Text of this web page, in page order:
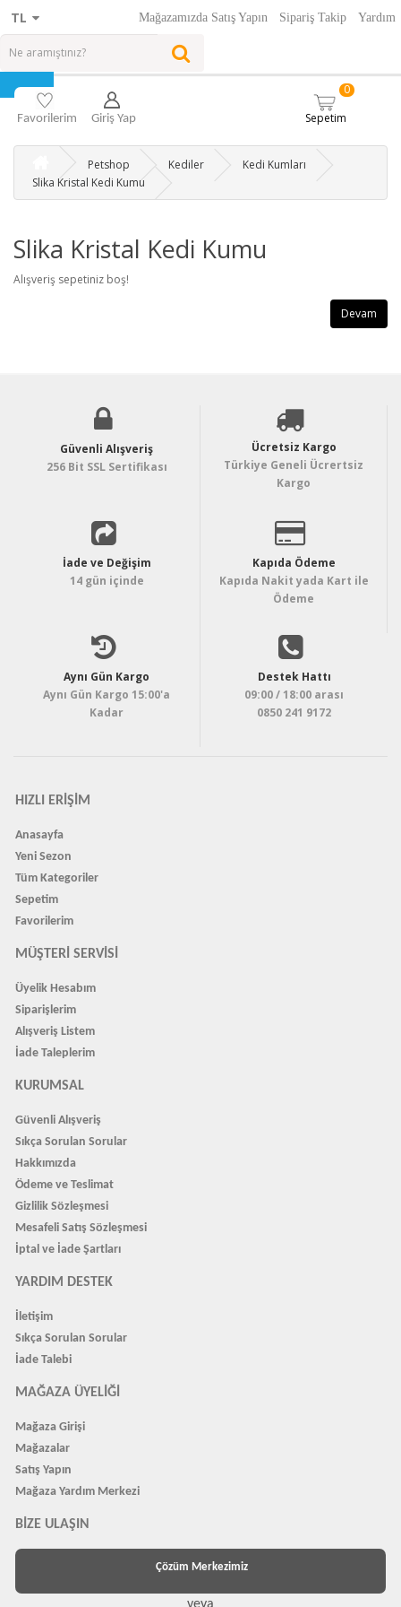
TL Mağazamızda Satış Yapın Sipariş Takip Yardım
0
Sepetim
Favorilerim Giriş Yap
Petshop Kediler
Kedi Kumları
Slika Kristal Kedi Kumu
Slika Kristal Kedi Kumu
Alışveriş sepetiniz boş!
Devam
Güvenli Alışveriş
256 Bit SSL Sertifikası
Ücretsiz Kargo
Türkiye Geneli Ücrertsiz
Kargo
İade ve Değişim
14 gün içinde
Kapıda Ödeme
Kapıda Nakit yada Kart ile
Ödeme
Aynı Gün Kargo
Aynı Gün Kargo 15:00'a
Kadar
Destek Hattı
09:00 / 18:00 arası
0850 241 9172
HIZLI ERIŞIM
Anasayfa
Yeni Sezon
Tüm Kategoriler
Sepetim
Favorilerim
MÜŞTERI SERVISI
Üyelik Hesabım
Siparişlerim
Alışveriş Listem
İade Taleplerim
KURUMSAL
Güvenli Alışveriş
Sıkça Sorulan Sorular
Hakkımızda
Ödeme ve Teslimat
Gizlilik Sözleşmesi
Mesafeli Satış Sözleşmesi
İptal ve İade Şartları
YARDIM DESTEK
İletişim
Sıkça Sorulan Sorular
İade Talebi
MAĞAZA ÜYELIĞI
Mağaza Girişi
Mağazalar
Satış Yapın
Mağaza Yardım Merkezi
BIZE ULAŞIN
Çözüm Merkezimiz
veya